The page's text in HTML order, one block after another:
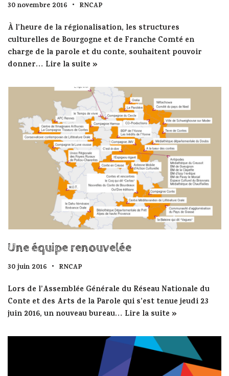
30 novembre 2016 RNCAP
À l’heure de la régionalisation, les structures
culturelles de Bourgogne et de Franche Comté en
charge de la parole et du conte, souhaitent pouvoir
donner… Lire la suite »
Une équipe renouvelée
30 juin 2016 RNCAP
Lors de l’Assemblée Générale du Réseau Nationale du
Conte et des Arts de la Parole qui s’est tenue jeudi 23
juin 2016, un nouveau bureau… Lire la suite »